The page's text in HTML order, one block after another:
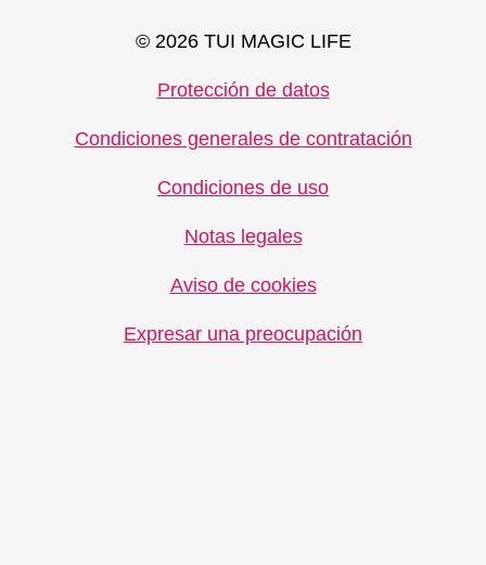
© 2026 TUI MAGIC LIFE
Protección de datos
Condiciones generales de contratación
Condiciones de uso
Notas legales
Aviso de cookies
Expresar una preocupación